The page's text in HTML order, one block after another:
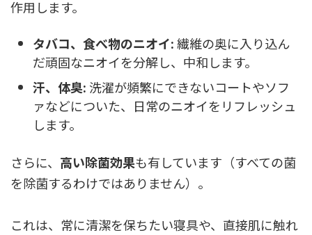
作用します。
タバコ、食べ物のニオイ:繊維の奥に入り込ん
だ頑固なニオイを分解し、中和します。
汗、体臭: 洗濯が頻繁にできないコートやソフ
ァなどについた、日常のニオイをリフレッシュ
します。
さらに、 高い除菌効果も有しています（すべての菌
を除菌するわけではありません）。
これは、常に清潔を保ちたい寝具や、直接肌に触れ